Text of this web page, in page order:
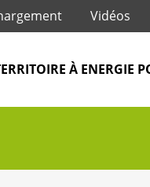
to navigationVidéos
À ENERGIE